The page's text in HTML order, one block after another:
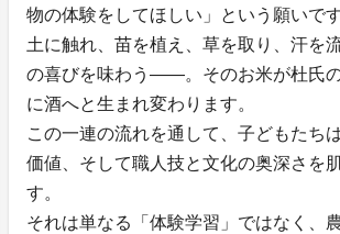
物の体験をしてほしい」という願いです
土に触れ、苗を植え、草を取り、汗を
の喜びを味わう——。そのお米が杜氏
に酒へと生まれ変わります。
この一連の流れを通して、子どもたち
価値、そして職人技と文化の奥深さを
す。
それは単なる「体験学習」ではなく、